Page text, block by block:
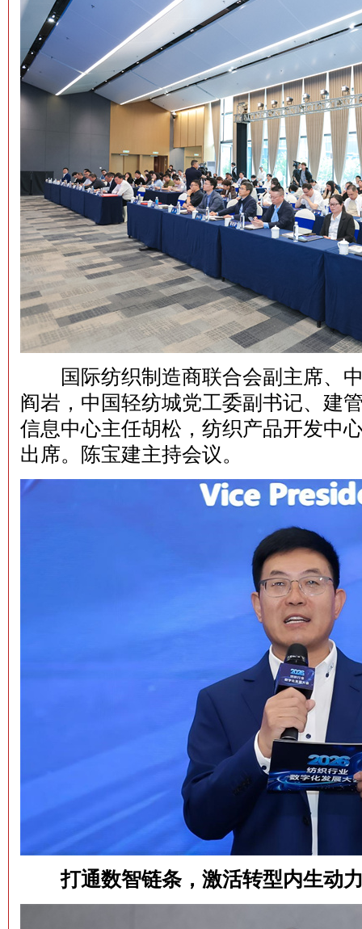
国际纺织制造商联合会副主席、中
阎岩，中国轻纺城党工委副书记、建
信息中心主任胡松，纺织产品开发中
出席。陈宝建主持会议。
打通数智链条，激活转型内生动